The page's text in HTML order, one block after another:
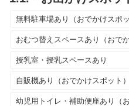
無料駐車場あり（おでかけスポッ
おむつ替えスペースあり（おで
授乳室・授乳スペースあり
自販機あり（おでかけスポット）
幼児用トイレ・補助便座あり（